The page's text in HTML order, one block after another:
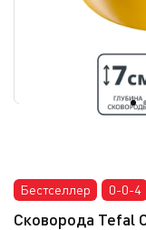
Бестселлер 0-0-4
Сковорода Tefal